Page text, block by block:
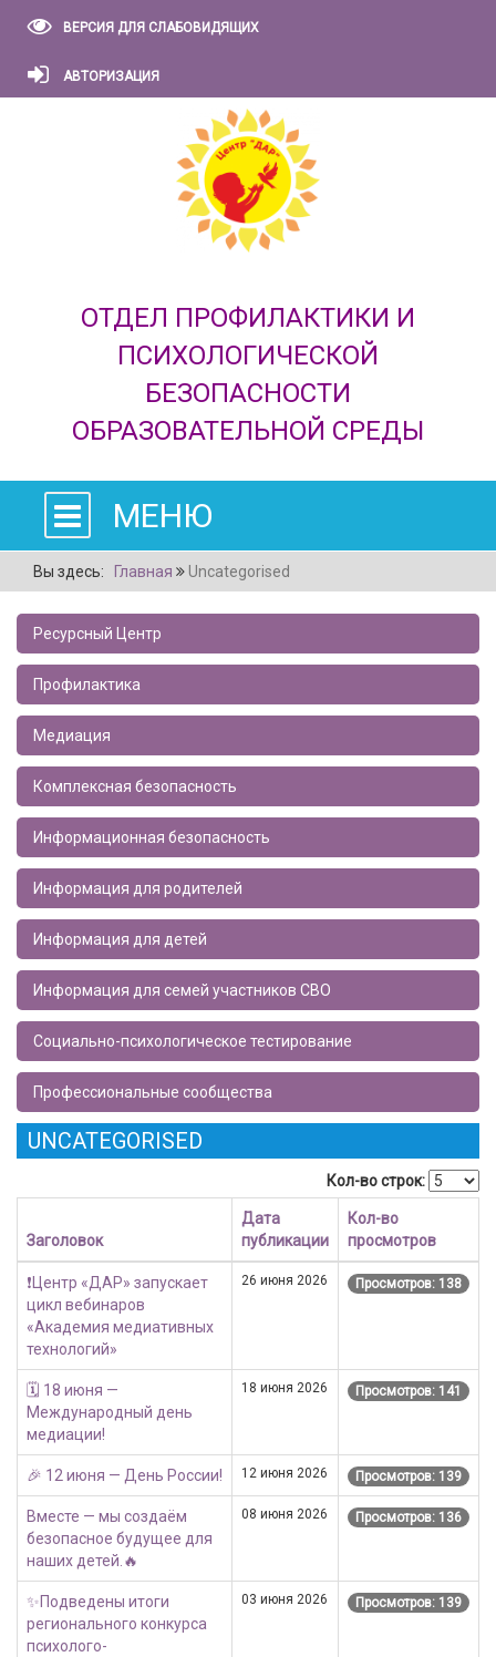
ВЕРСИЯ ДЛЯ СЛАБОВИДЯЩИХ
АВТОРИЗАЦИЯ
ОТДЕЛ ПРОФИЛАКТИКИ И
ПСИХОЛОГИЧЕСКОЙ
БЕЗОПАСНОСТИ
ОБРАЗОВАТЕЛЬНОЙ СРЕДЫ
МЕНЮ
Вы здесь: Главная Uncategorised
Ресурсный Центр
Профилактика
Медиация
Комплексная безопасность
Информационная безопасность
Информация для родителей
Информация для детей
Информация для семей участников СВО
Социально-психологическое тестирование
Профессиональные сообщества
UNCATEGORISED
Кол-во строк:
Заголовок
Дата
публикации
Кол-во
просмотров
❗Центр «ДАР» запускает
цикл вебинаров
«Академия медиативных
технологий»
26 июня 2026 Просмотров: 138
🗓 18 июня —
Международный день
медиации!
18 июня 2026 Просмотров: 141
🎉 12 июня — День России! 12 июня 2026 Просмотров: 139
Вместе — мы создаём
безопасное будущее для
наших детей.🔥
08 июня 2026 Просмотров: 136
✨Подведены итоги
регионального конкурса
психолого-
03 июня 2026 Просмотров: 139